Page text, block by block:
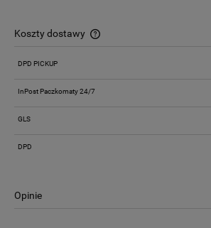
Koszty dostawy
Cena nie zawiera ewentualnych kosztów
DPD PICKUP
InPost Paczkomaty 24/7
GLS
DPD
Opinie